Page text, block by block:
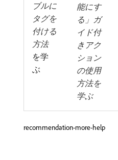
ブルに
タグを
付ける
方法
を学
ぶ
能にす
る」ガ
イド付
きアク
ション
の使用
方法を
学ぶ
recommendation-more-help